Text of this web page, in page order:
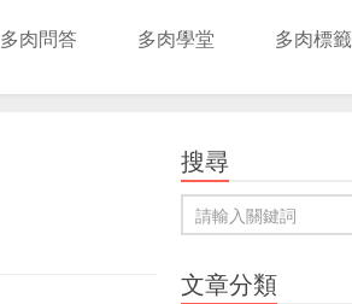
多肉問答 多肉學堂 多肉標籤
搜尋
文章分類